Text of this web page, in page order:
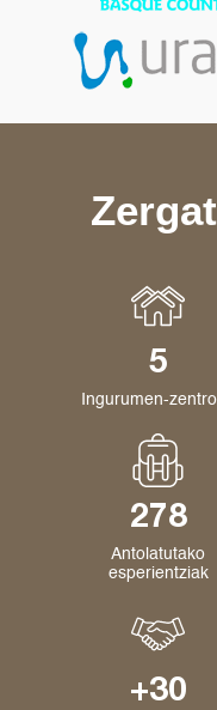
5
Ingurumen-
278
Antolatutako
esperientziak
+30